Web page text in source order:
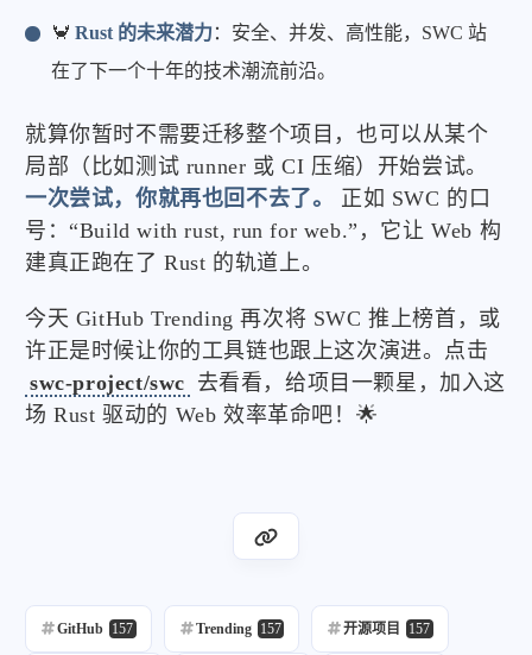
🦀Rust 的未来潜力：安全、并发、高性能，SWC 站
在了下一个十年的技术潮流前沿。
就算你暂时不需要迁移整个项目，也可以从某个
局部（比如测试 runner 或 CI 压缩）开始尝试。
一次尝试，你就再也回不去了。
正如 SWC 的口
号：“Build with rust, run for web.”，它让 Web 构
建真正跑在了 Rust 的轨道上。
今天 GitHub Trending 再次将 SWC 推上榜首，或
许正是时候让你的工具链也跟上这次演进。点击
swc-project/swc 去看看，给项目一颗星，加入这
场 Rust 驱动的 Web 效率革命吧！🌟
GitHub 157 Trending 157 开源项目 157